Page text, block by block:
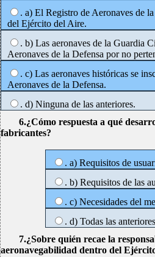
. a) El Registro de Aeronaves de
del Ejército del Aire.
. b) Las aeronaves de la Guardia
Aeronaves de la Defensa por no
. c) Las aeronaves históricas se
Aeronaves de la Defensa.
. d) Ninguna de las anteriores.
6.¿Cómo respuesta a qué
fabricantes?
. a) Requisitos de
. b) Requisitos de las
. c) Necesidades del
. d) Todas las
7.¿Sobre quién recae la
aeronavegabilidad dentro del